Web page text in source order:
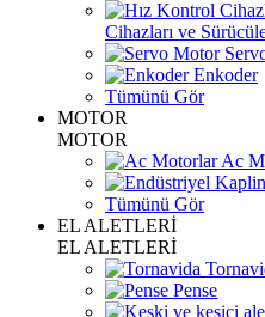
Cihazları ve
Enkoder
Tümünü Gör
MOTOR
MOTOR
Ac
Tümünü Gör
EL ALETLERİ
EL ALETLERİ
Pense